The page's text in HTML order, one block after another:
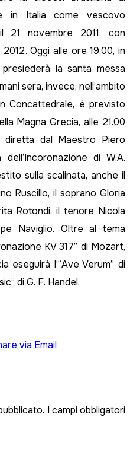
in Italia come vescovo
21 novembre 2011, con
Oggi alle ore 19.00, in
la santa messa
sera, invece, nell’ambito
Concattedrale, è previsto
Magna Grecia, alle 21.00
diretta dal Maestro Piero
di W.A.
sulla scalinata, anche il
Ruscillo, il soprano Gloria
Rotondi, il tenore Nicola
Naviglio. Oltre al tema
KV 317” di Mozart,
eseguirà l’“Ave Verum” di
di G. F. Handel.
via Email
I campi obbligatori